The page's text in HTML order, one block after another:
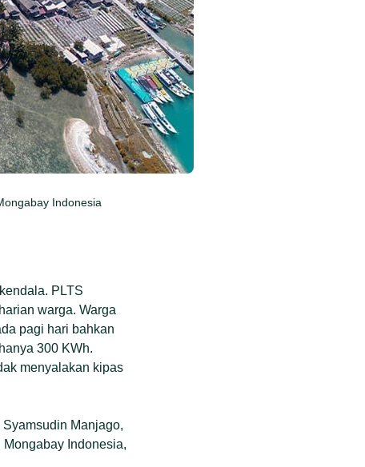
Indonesia
PLTS
warga. Warga
pagi hari bahkan
300 KWh.
menyalakan kipas
Manjago,
Indonesia,